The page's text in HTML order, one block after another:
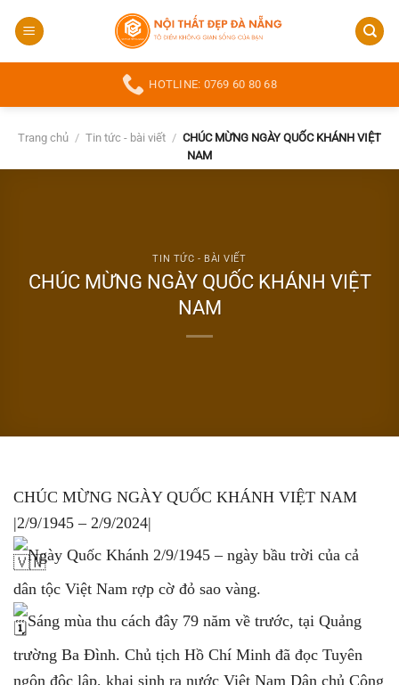
qua
HOTLINE: 0769 60 80 68
Trang chủ / Tin tức - bài viết / CHÚC MỪNG NGÀY QUỐC KHÁNH VIỆT
NAM
TIN TỨC - BÀI VIẾT
CHÚC MỪNG NGÀY QUỐC KHÁNH VIỆT
NAM
CHÚC MỪNG NGÀY QUỐC KHÁNH VIỆT NAM
|2/9/1945 – 2/9/2024|
Ngày Quốc Khánh 2/9/1945 – ngày bầu trời của cả
dân tộc Việt Nam rợp cờ đỏ sao vàng.
Sáng mùa thu cách đây 79 năm về trước, tại Quảng
trường Ba Đình. Chủ tịch Hồ Chí Minh đã đọc Tuyên
ngôn độc lập, khai sinh ra nước Việt Nam Dân chủ Cộng